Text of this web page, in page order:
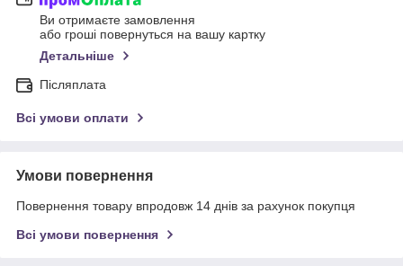
Ви отримаєте замовлення
або гроші повернуться на вашу картку
Детальніше
Післяплата
Всі умови оплати
Умови повернення
Повернення товару впродовж 14 днів за рахунок покупця
Всі умови повернення